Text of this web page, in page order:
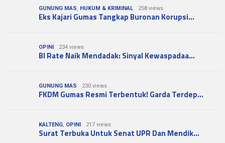
GUNUNG MAS, HUKUM & KRIMINAL 258 views
Eks Kajari Gumas Tangkap Buronan Korupsi…
OPINI 234 views
BI Rate Naik Mendadak: Sinyal Kewaspadaa…
GUNUNG MAS 230 views
FKDM Gumas Resmi Terbentuk! Garda Terdep…
KALTENG, OPINI 217 views
Surat Terbuka Untuk Senat UPR Dan Mendik…